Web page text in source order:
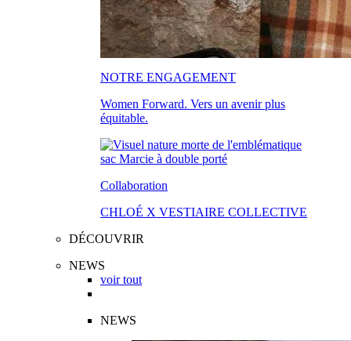
NOTRE ENGAGEMENT
Women Forward. Vers un avenir plus
équitable.
Collaboration
CHLOÉ X VESTIAIRE COLLECTIVE
DÉCOUVRIR
NEWS
voir tout
NEWS